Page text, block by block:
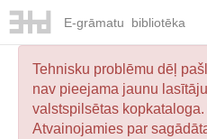
E-grāmatu bibliotēka
Tehnisku problēmu dēļ
nav pieejama jaunu
valstspilsētas
Atvainojamies par